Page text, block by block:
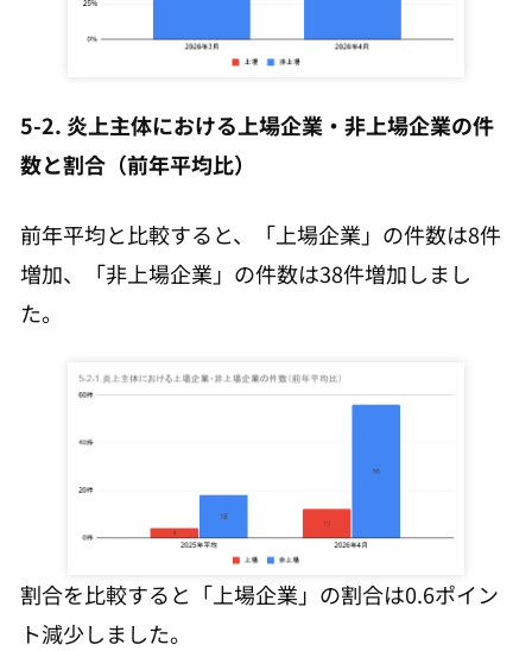
5-2. 炎上主体における上場企業・非上場企業の件
数と割合（前年平均比）
前年平均と比較すると、「上場企業」の件数は8件
増加、「非上場企業」の件数は38件増加しまし
た。
割合を比較すると「上場企業」の割合は0.6ポイン
ト減少しました。